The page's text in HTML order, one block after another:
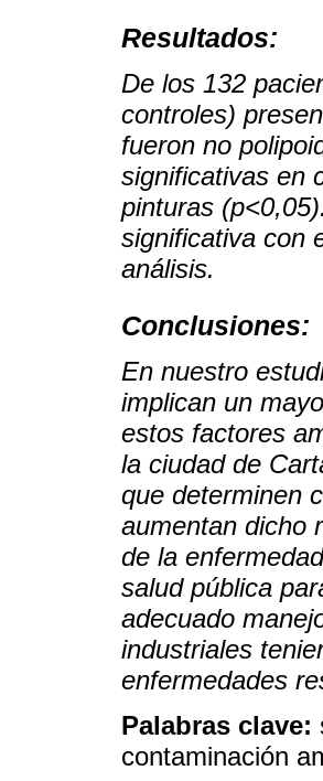
Resultados:
De los 132
controles)
fueron no
significativas en
pinturas
significativa con
análisis.
Conclusiones:
En nuestro
implican un
estos factores
la ciudad de
que determinen
aumentan dicho
de la
salud pública
adecuado
industriales
enfermedades
Palabras clave:
contaminación